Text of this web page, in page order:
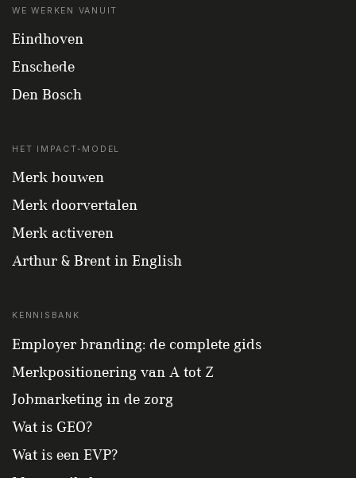
WE WERKEN VANUIT
Eindhoven
Enschede
Den Bosch
HET IMPACT-MODEL
Merk bouwen
Merk doorvertalen
Merk activeren
Arthur & Brent in English
KENNISBANK
Employer branding: de complete gids
Merkpositionering van A tot Z
Jobmarketing in de zorg
Wat is GEO?
Wat is een EVP?